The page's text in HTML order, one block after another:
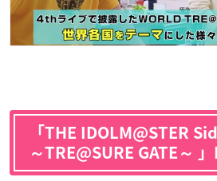
「THE IDOLM@STER
～TRE@SURE GATE～